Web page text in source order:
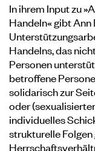
In ihrem Input zu
Handeln« gibt
Handelns, das
Personen
betroffene
solidarisch zur
oder
individuelles
strukturelle